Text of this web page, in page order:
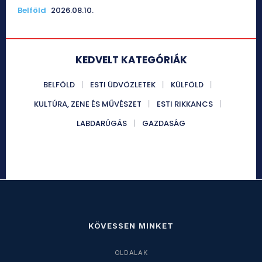
Belföld 2026.08.10.
KEDVELT KATEGÓRIÁK
BELFÖLD ESTI ÜDVÖZLETEK
KÜLFÖLD
KULTÚRA, ZENE ÉS MŰVÉSZET
ESTI RIKKANCS
LABDARÚGÁS
GAZDASÁG
KÖVESSEN MINKET
OLDALAK